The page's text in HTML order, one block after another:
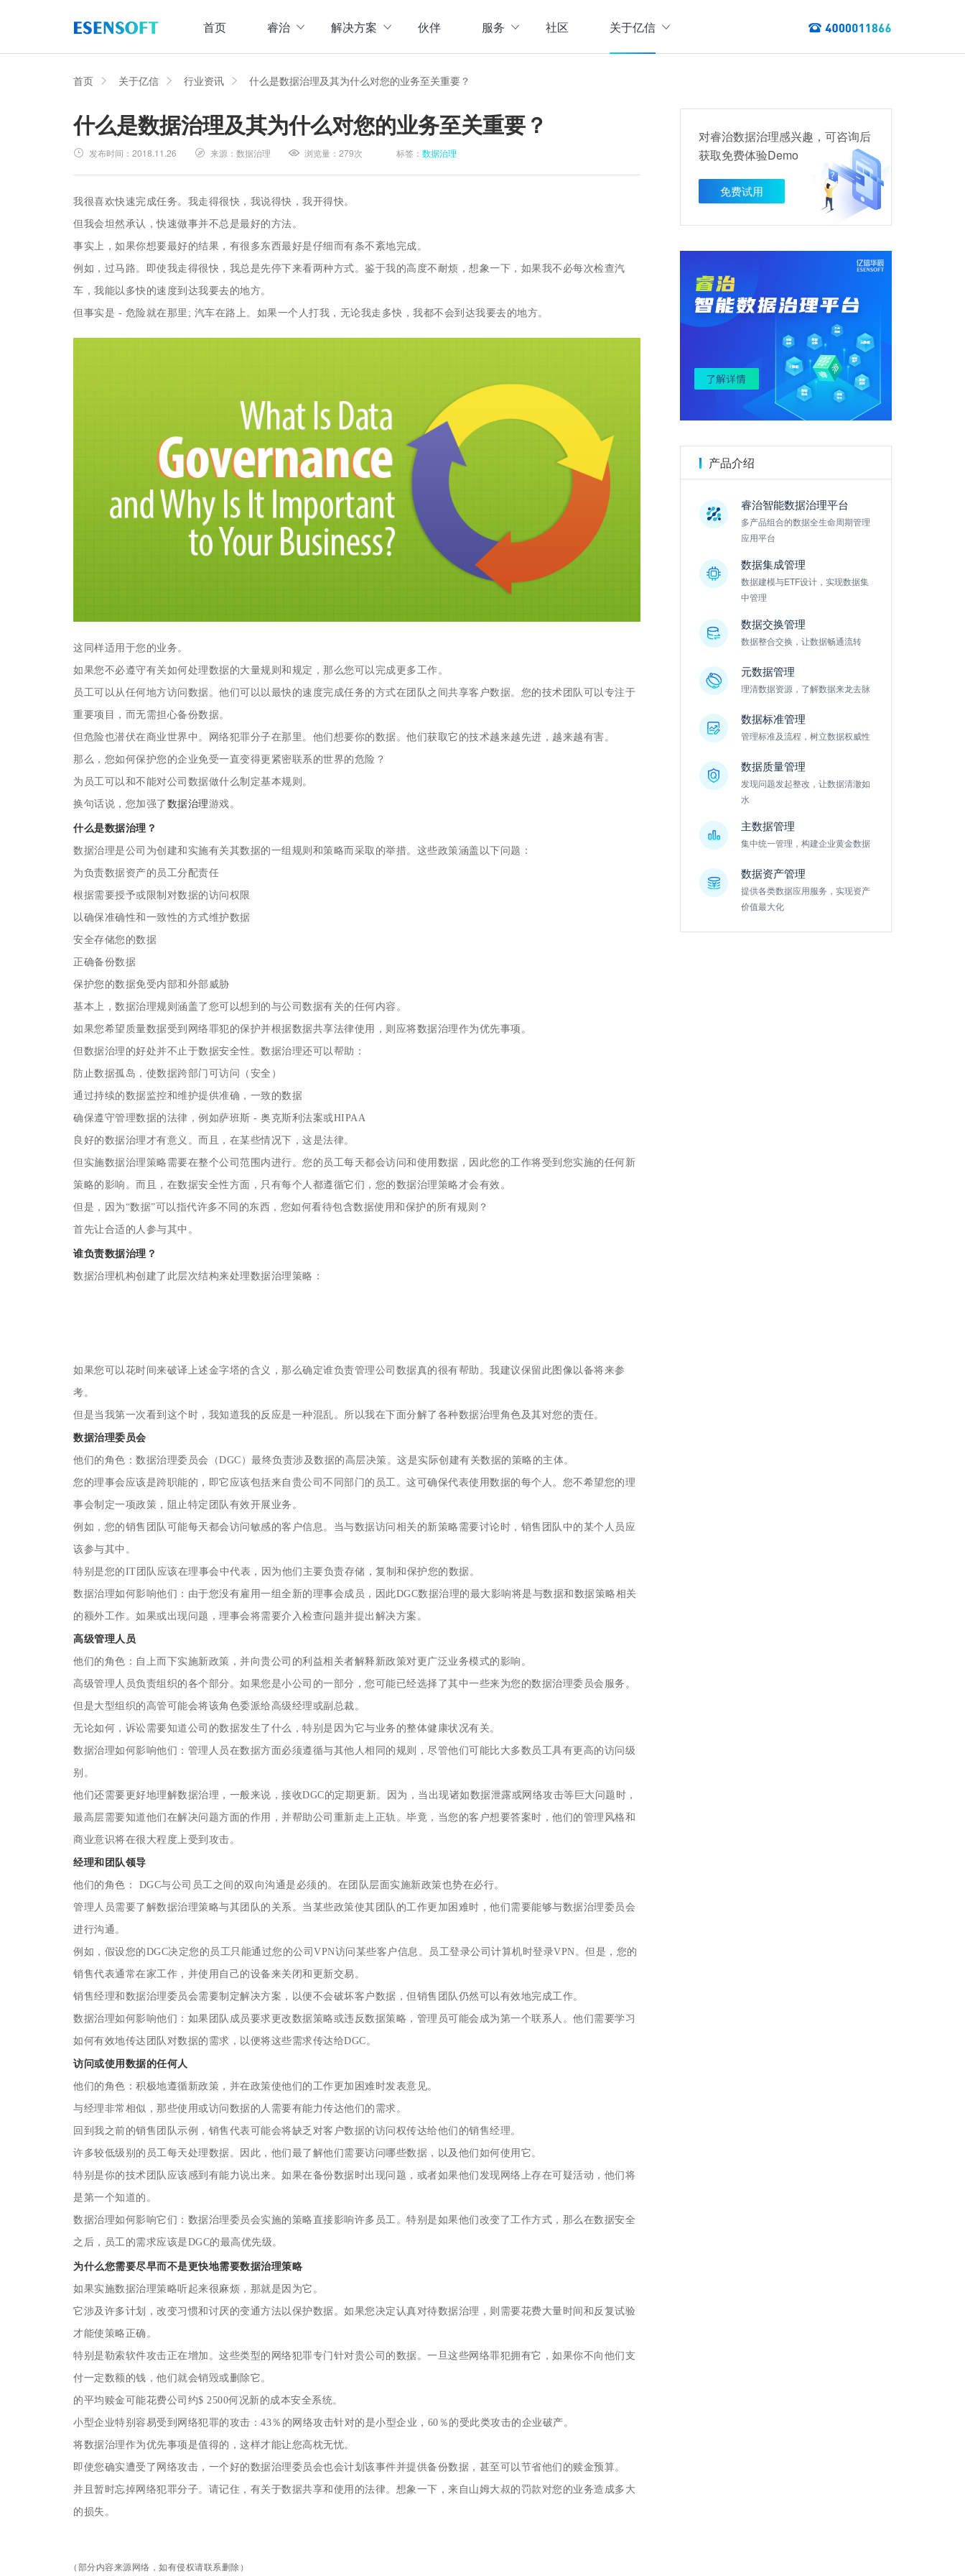
首页 睿治
睿治智能数据治理平台
数据采集
数据集成管理
数据建模与ETF设计，实现数据集中
数据交换管理
数据整合交换，让数据畅通流转
数据存储
实时计算存储
企业级实时大数据管理，支撑实时决
数据管理
理清数据资源，了解数据来龙去脉
发现问题发起整改，让数据清澈如水
数据服务
数据资产管理
提供各类数据应用服务，实现资产价
值最大化
解决方案
数据治理全域解决方案
大数据治理方案
从采、存、管、用四大方面构建数据治理体系，实现数字化经营
大数据资产管理方案
集数据集成、数据治理、资产规划开发、资产运营等场景应用于一体
主数据管理方案
主数据全生命周期管理，保障主数据一致性、权威性、共享性，提高企业运营效率
集元数据采集和规整、数据标准建立与评估、数据质量管控与跟踪等场景应用于一体
以元数据管理摸清家底，以资产编目盘点数据资产，提供数据服务
指标体系建设方案
面向业务和技术提供指标管理指标分析等服务的指标统一管理平台
涵盖数据存储、数据集成、数据交换、数据共享等方面，为企业用户提供云原生仓湖一
伙伴 服务 社区 关于亿信
首页 关于亿信 行业资讯 什么是数据治理及其为什么对您的业务至关重要？
什么是数据治理及其为什么对您的业务至关重要？
发布时间： 2018.11.26 来源： 数据治理 浏览量： 279次 标签： 数据治理
我很喜欢快速完成任务。我走得很快，我说得快，我开得快。
但我会坦然承认，快速做事并不总是最好的方法。
事实上，如果你想要最好的结果，有很多东西最好是仔细而有条不紊地完成。
例如，过马路。即使我走得很快，我总是先停下来看两种方式。鉴于我的高度不耐烦，想象一下，如果我不必每次检查汽
车，我能以多快的速度到达我要去的地方。
但事实是 - 危险就在那里; 汽车在路上。如果一个人打我，无论我走多快，我都不会到达我要去的地方。
这同样适用于您的业务。
如果您不必遵守有关如何处理数据的大量规则和规定，那么您可以完成更多工作。
员工可以从任何地方访问数据。他们可以以最快的速度完成任务的方式在团队之间共享客户数据。您的技术团队可以专注于
重要项目，而无需担心备份数据。
但危险也潜伏在商业世界中。网络犯罪分子在那里。他们想要你的数据。他们获取它的技术越来越先进，越来越有害。
那么，您如何保护您的企业免受一直变得更紧密联系的世界的危险？
为员工可以和不能对公司数据做什么制定基本规则。
换句话说，您加强了 数据治理游戏。
什么是数据治理？
数据治理是公司为创建和实施有关其数据的一组规则和策略而采取的举措。这些政策涵盖以下问题：
为负责数据资产的员工分配责任
根据需要授予或限制对数据的访问权限
以确保准确性和一致性的方式维护数据
安全存储您的数据
正确备份数据
保护您的数据免受内部和外部威胁
基本上，数据治理规则涵盖了您可以想到的与公司数据有关的任何内容。
如果您希望质量数据受到网络罪犯的保护并根据数据共享法律使用，则应将数据治理作为优先事项。
但数据治理的好处并不止于数据安全性。数据治理还可以帮助：
防止数据孤岛，使数据跨部门可访问（安全）
通过持续的数据监控和维护提供准确，一致的数据
确保遵守管理数据的法律，例如萨班斯 - 奥克斯利法案或HIPAA
良好的数据治理才有意义。而且，在某些情况下，这是法律。
但实施数据治理策略需要在整个公司范围内进行。您的员工每天都会访问和使用数据，因此您的工作将受到您实施的任何新
策略的影响。而且，在数据安全性方面，只有每个人都遵循它们，您的数据治理策略才会有效。
但是，因为“数据”可以指代许多不同的东西，您如何看待包含数据使用和保护的所有规则？
首先让合适的人参与其中。
谁负责数据治理？
数据治理机构创建了此层次结构来处理数据治理策略：
如果您可以花时间来破译上述金字塔的含义，那么确定谁负责管理公司数据真的很有帮助。我建议保留此图像以备将来参
考。
但是当我第一次看到这个时，我知道我的反应是一种混乱。所以我在下面分解了各种数据治理角色及其对您的责任。
数据治理委员会
他们的角色：数据治理委员会（DGC）最终负责涉及数据的高层决策。这是实际创建有关数据的策略的主体。
您的理事会应该是跨职能的，即它应该包括来自贵公司不同部门的员工。这可确保代表使用数据的每个人。您不希望您的理
事会制定一项政策，阻止特定团队有效开展业务。
例如，您的销售团队可能每天都会访问敏感的客户信息。当与数据访问相关的新策略需要讨论时，销售团队中的某个人员应
该参与其中。
特别是您的IT团队应该在理事会中代表，因为他们主要负责存储，复制和保护您的数据。
数据治理如何影响他们：由于您没有雇用一组全新的理事会成员，因此DGC数据治理的最大影响将是与数据和数据策略相关
的额外工作。如果或出现问题，理事会将需要介入检查问题并提出解决方案。
高级管理人员
他们的角色：自上而下实施新政策，并向贵公司的利益相关者解释新政策对更广泛业务模式的影响。
高级管理人员负责组织的各个部分。如果您是小公司的一部分，您可能已经选择了其中一些来为您的数据治理委员会服务。
但是大型组织的高管可能会将该角色委派给高级经理或副总裁。
无论如何，诉讼需要知道公司的数据发生了什么，特别是因为它与业务的整体健康状况有关。
数据治理如何影响他们：管理人员在数据方面必须遵循与其他人相同的规则，尽管他们可能比大多数员工具有更高的访问级
别。
他们还需要更好地理解数据治理，一般来说，接收DGC的定期更新。因为，当出现诸如数据泄露或网络攻击等巨大问题时，
最高层需要知道他们在解决问题方面的作用，并帮助公司重新走上正轨。毕竟，当您的客户想要答案时，他们的管理风格和
商业意识将在很大程度上受到攻击。
经理和团队领导
他们的角色： DGC与公司员工之间的双向沟通是必须的。在团队层面实施新政策也势在必行。
管理人员需要了解数据治理策略与其团队的关系。当某些政策使其团队的工作更加困难时，他们需要能够与数据治理委员会
进行沟通。
例如，假设您的DGC决定您的员工只能通过您的公司VPN访问某些客户信息。员工登录公司计算机时登录VPN。但是，您的
销售代表通常在家工作，并使用自己的设备来关闭和更新交易。
销售经理和数据治理委员会需要制定解决方案，以便不会破坏客户数据，但销售团队仍然可以有效地完成工作。
数据治理如何影响他们：如果团队成员要求更改数据策略或违反数据策略，管理员可能会成为第一个联系人。他们需要学习
如何有效地传达团队对数据的需求，以便将这些需求传达给DGC。
访问或使用数据的任何人
他们的角色：积极地遵循新政策，并在政策使他们的工作更加困难时发表意见。
与经理非常相似，那些使用或访问数据的人需要有能力传达他们的需求。
回到我之前的销售团队示例，销售代表可能会将缺乏对客户数据的访问权传达给他们的销售经理。
许多较低级别的员工每天处理数据。因此，他们最了解他们需要访问哪些数据，以及他们如何使用它。
特别是你的技术团队应该感到有能力说出来。如果在备份数据时出现问题，或者如果他们发现网络上存在可疑活动，他们将
是第一个知道的。
数据治理如何影响它们：数据治理委员会实施的策略直接影响许多员工。特别是如果他们改变了工作方式，那么在数据安全
之后，员工的需求应该是DGC的最高优先级。
为什么您需要尽早而不是更快地需要数据治理策略
如果实施数据治理策略听起来很麻烦，那就是因为它。
它涉及许多计划，改变习惯和讨厌的变通方法以保护数据。如果您决定认真对待数据治理，则需要花费大量时间和反复试验
才能使策略正确。
特别是勒索软件攻击正在增加。这些类型的网络犯罪专门针对贵公司的数据。一旦这些网络罪犯拥有它，如果你不向他们支
付一定数额的钱，他们就会销毁或删除它。
的平均赎金可能花费公司约$ 2500何况新的成本安全系统。
小型企业特别容易受到网络犯罪的攻击：43％的网络攻击针对的是小型企业，60％的受此类攻击的企业破产。
将数据治理作为优先事项是值得的，这样才能让您高枕无忧。
即使您确实遭受了网络攻击，一个好的数据治理委员会也会计划该事件并提供备份数据，甚至可以节省他们的赎金预算。
并且暂时忘掉网络犯罪分子。请记住，有关于数据共享和使用的法律。想象一下，来自山姆大叔的罚款对您的业务造成多大
的损失。
（部分内容来源网络，如有侵权请联系删除）
对睿治数据治理感兴趣，可咨询后
获取免费体验Demo
免费试用
产品介绍
睿治智能数据治理平台
多产品组合的数据全生命周期管理
应用平台
数据集成管理
数据建模与ETF设计，实现数据集
中管理
数据交换管理
数据整合交换，让数据畅通流转
元数据管理
理清数据资源，了解数据来龙去脉
数据标准管理
管理标准及流程，树立数据权威性
数据质量管理
发现问题发起整改，让数据清澈如
水
主数据管理
集中统一管理，构建企业黄金数据
数据资产管理
提供各类数据应用服务，实现资产
价值最大化